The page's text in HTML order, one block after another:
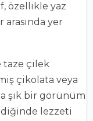
özellikle yaz
yer
taze çilek
çikolata veya
şık bir görünüm
lezzeti